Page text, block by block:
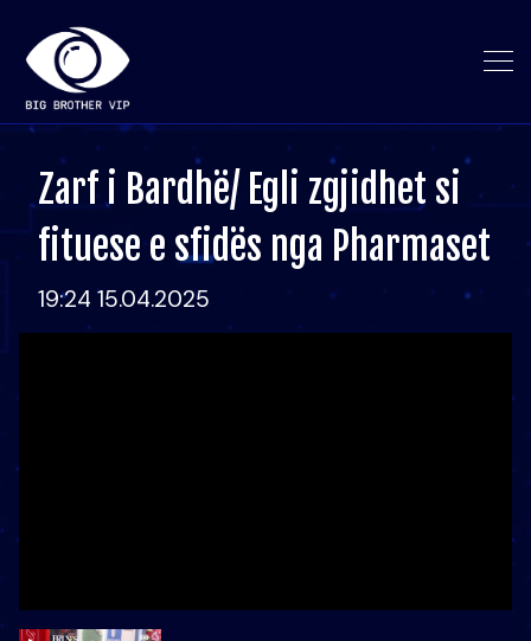
Zarf i Bardhë/ Egli zgjidhet si
fituese e sfidës nga Pharmaset
19:24 15.04.2025